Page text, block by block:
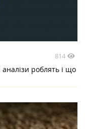
814
роблять і що